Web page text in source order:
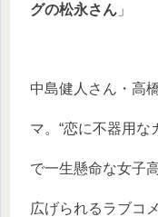
グの松永さん 」
中島健人さん・高
マ。“恋に不器用な
で一生懸命な女子
広げられるラブコ